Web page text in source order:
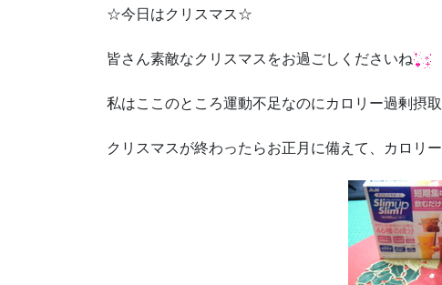
☆今日はクリスマス☆
皆さん素敵なクリスマスをお過ごしくださいね
私はここのところ運動不足なのにカロリー過剰摂取
クリスマスが終わったらお正月に備えて、カロリ